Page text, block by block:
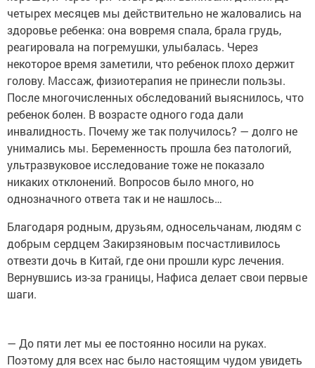
четырех месяцев мы действительно не жаловались на
здоровье ребенка: она вовремя спала, брала грудь,
реагировала на погремушки, улыбалась. Через
некоторое время заметили, что ребенок плохо держит
голову. Массаж, физиотерапия не принесли пользы.
После многочисленных обследований выяснилось, что
ребенок болен. В возрасте одного года дали
инвалидность. Почему же так получилось? — долго не
унимались мы. Беременность прошла без патологий,
ультразвуковое исследование тоже не показало
никаких отклонений. Вопросов было много, но
однозначного ответа так и не нашлось…
Благодаря родным, друзьям, односельчанам, людям с
добрым сердцем Закирзяновым посчастливилось
отвезти дочь в Китай, где они прошли курс лечения.
Вернувшись из-за границы, Нафиса делает свои первые
шаги.
— До пяти лет мы ее постоянно носили на руках.
Поэтому для всех нас было настоящим чудом увидеть